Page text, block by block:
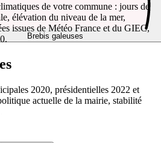
Brebis galeuses
de votre commune : jours de
élévation du niveau de la mer,
issues de Météo France et du GIEC,
2020, présidentielles 2022 et
actuelle de la mairie, stabilité